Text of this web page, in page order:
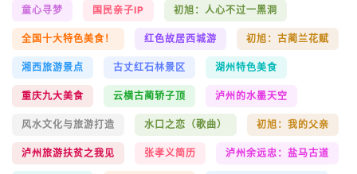
童心寻梦 国民亲子IP 初旭：人心不过一黑洞
全国十大特色美食！ 红色故居西城游 初旭：古蔺兰花赋
湘西旅游景点 古丈红石林景区 湖州特色美食
重庆九大美食 云横古蔺轿子顶 泸州的水墨天空
风水文化与旅游打造 水口之恋（歌曲） 初旭：我的父亲
泸州旅游扶贫之我见 张孝义简历 泸州余远忠：盐马古道